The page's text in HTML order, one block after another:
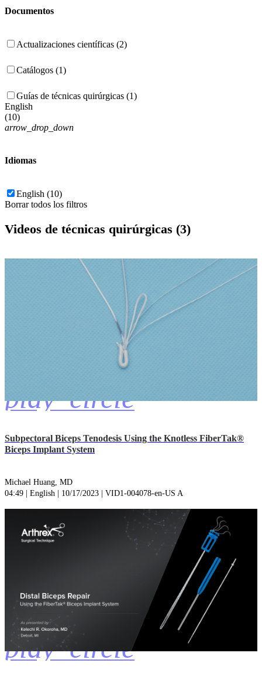
Documentos
Actualizaciones científicas (2)
Catálogos (1)
Guías de técnicas quirúrgicas (1)
English
(10)
arrow_drop_down
Idiomas
English (10)
Borrar todos los filtros
Videos de técnicas quirúrgicas (3)
play_circle
Subpectoral Biceps Tenodesis Using the Knotless FiberTak®
Biceps Implant System
Michael Huang, MD
04:49 | English | 10/17/2023 | VID1-004078-en-US A
play_circle